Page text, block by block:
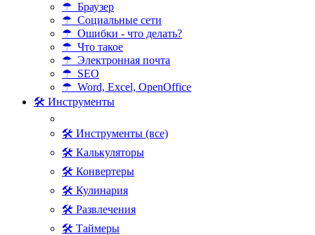
☂ Браузер
☂ Социальные сети
☂ Ошибки - что делать?
☂ Что такое
☂ Электронная почта
☂ SEO
☂ Word, Excel, OpenOffice
🛠 Инструменты
🛠 Инструменты (все)
🛠 Калькуляторы
🛠 Конвертеры
🛠 Кулинария
🛠 Развлечения
🛠 Таймеры